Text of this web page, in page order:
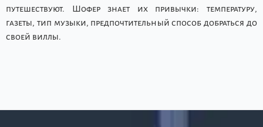
путешествуют. Шофер знает их привычки: температуру,
газеты, тип музыки, предпочтительный способ добраться до
своей виллы.